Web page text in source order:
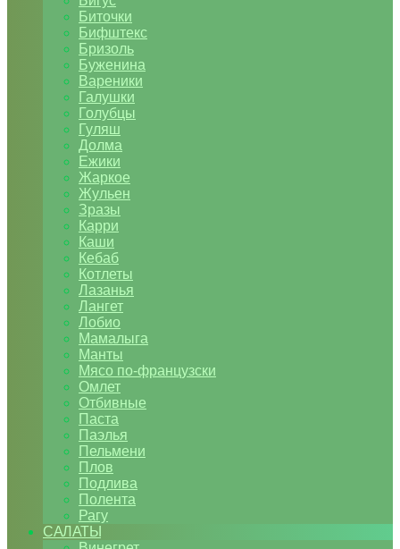
Биточки
Бифштекс
Бризоль
Буженина
Вареники
Галушки
Голубцы
Гуляш
Долма
Ежики
Жаркое
Жульен
Зразы
Карри
Каши
Кебаб
Котлеты
Лазанья
Лангет
Лобио
Мамалыга
Манты
Мясо по-французски
Омлет
Отбивные
Паста
Паэлья
Пельмени
Плов
Подлива
Полента
Рагу
САЛАТЫ